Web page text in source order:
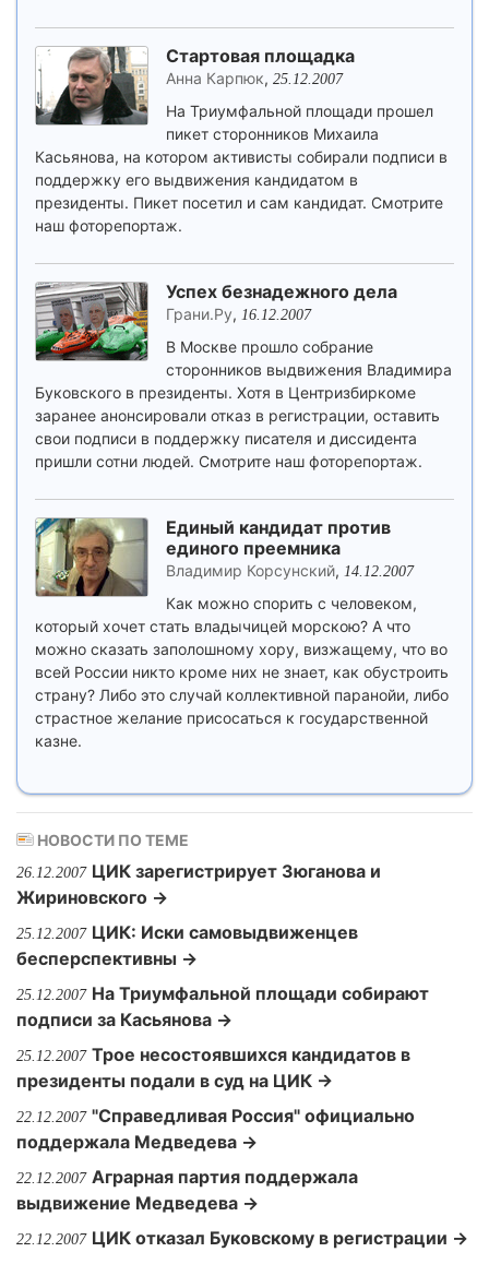
Стартовая площадка
Анна Карпюк, 25.12.2007
На Триумфальной площади прошел
пикет сторонников Михаила
Касьянова, на котором активисты собирали подписи в
поддержку его выдвижения кандидатом в
президенты. Пикет посетил и сам кандидат. Смотрите
наш фоторепортаж.
Успех безнадежного дела
Грани.Ру, 16.12.2007
В Москве прошло собрание
сторонников выдвижения Владимира
Буковского в президенты. Хотя в Центризбиркоме
заранее анонсировали отказ в регистрации, оставить
свои подписи в поддержку писателя и диссидента
пришли сотни людей. Смотрите наш фоторепортаж.
Единый кандидат против
единого преемника
Владимир Корсунский, 14.12.2007
Как можно спорить с человеком,
который хочет стать владычицей морскою? А что
можно сказать заполошному хору, визжащему, что во
всей России никто кроме них не знает, как обустроить
страну? Либо это случай коллективной паранойи, либо
страстное желание присосаться к государственной
казне.
НОВОСТИ ПО ТЕМЕ
26.12.2007 ЦИК зарегистрирует Зюганова и
Жириновского →
25.12.2007 ЦИК: Иски самовыдвиженцев
бесперспективны →
25.12.2007 На Триумфальной площади собирают
подписи за Касьянова →
25.12.2007 Трое несостоявшихся кандидатов в
президенты подали в суд на ЦИК →
22.12.2007 "Справедливая Россия" официально
поддержала Медведева →
22.12.2007 Аграрная партия поддержала
выдвижение Медведева →
22.12.2007 ЦИК отказал Буковскому в регистрации →